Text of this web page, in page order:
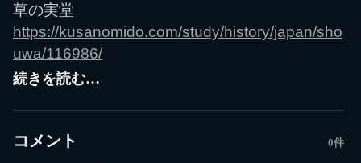
草の実堂
https://kusanomido.com/study/history/japan/sho
uwa/116986/
続きを読む…
コメント 0件